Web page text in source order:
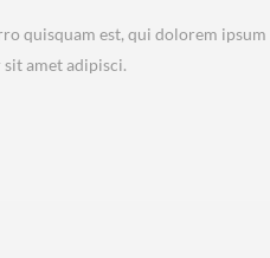
quisquam est, qui dolorem ipsum
amet adipisci.